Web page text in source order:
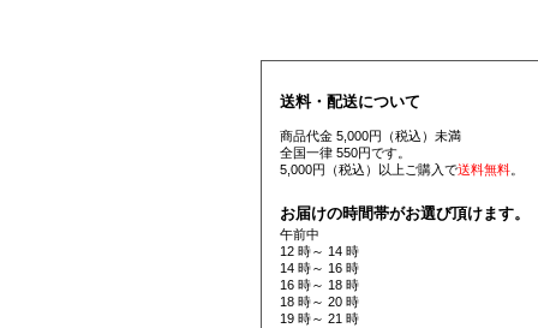
送料・配送について
商品代金 5,000円（税込）未満
全国一律 550円です。
5,000円（税込）以上ご購入で送料無料。
お届けの時間帯がお選び頂けます。
午前中
12 時～ 14 時
14 時～ 16 時
16 時～ 18 時
18 時～ 20 時
19 時～ 21 時